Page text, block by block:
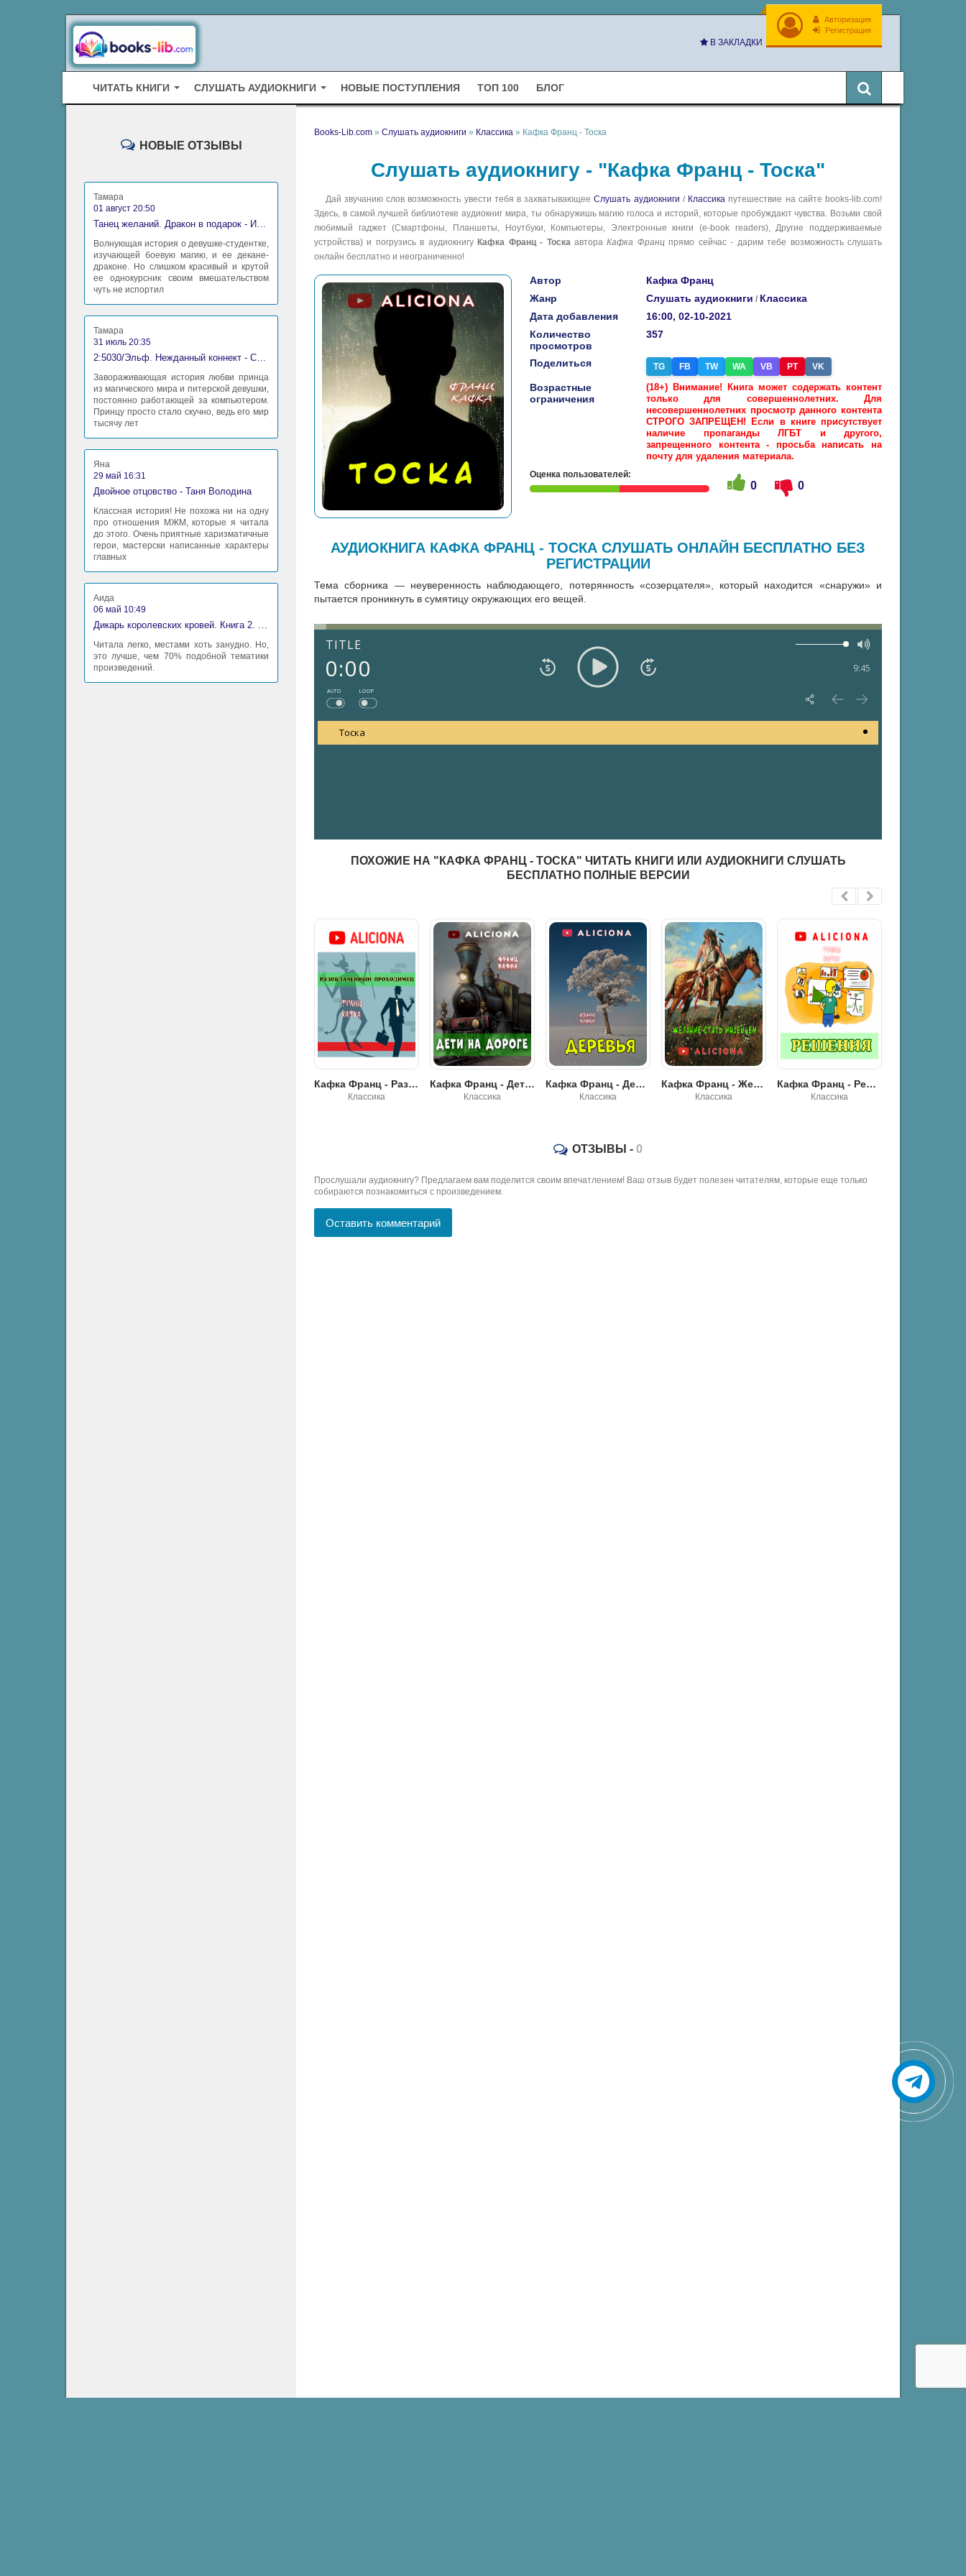
Авторизация
Регистрация
В ЗАКЛАДКИ
ЧИТАТЬ КНИГИ СЛУШАТЬ АУДИОКНИГИ НОВЫЕ ПОСТУПЛЕНИЯ ТОП 100 БЛОГ
Books-Lib.com » Слушать аудиокниги » Классика » Кафка Франц - Тоска
Слушать аудиокнигу - "Кафка Франц - Тоска"
Дай звучанию слов возможность увести тебя в захватывающееСлушать аудиокниги / Классика путешествие на сайте books-lib.com!
Здесь, в самой лучшей библиотеке аудиокниг мира, ты обнаружишь магию голоса и историй, которые пробуждают чувства. Возьми свой
любимый гаджет (Смартфоны, Планшеты, Ноутбуки, Компьютеры, Электронные книги (e-book readers), Другие поддерживаемые
устройства) и погрузись в аудиокнигу Кафка Франц - ТоскаавтораКафка Францпрямо сейчас - дарим тебе возможность слушать
онлайн бесплатно и неограниченно!
Автор
Кафка Франц
Жанр
Слушать аудиокниги / Классика
Дата добавления
16:00, 02-10-2021
Количество
просмотров
357
Поделиться TG FB TW WA VB PT VK
Возрастные
ограничения
(18+) Внимание! Книга может содержать контент
только для совершеннолетних. Для
несовершеннолетних просмотр данного контента
СТРОГО ЗАПРЕЩЕН! Если в книге присутствует
наличие пропаганды ЛГБТ и другого,
запрещенного контента - просьба написать на
почту для удаления материала.
Оценка пользователей:
0 0
АУДИОКНИГА КАФКА ФРАНЦ - ТОСКА СЛУШАТЬ ОНЛАЙН БЕСПЛАТНО БЕЗ
РЕГИСТРАЦИИ
Тема сборника — неуверенность наблюдающего, потерянность «созерцателя», который находится «снаружи» и
пытается проникнуть в сумятицу окружающих его вещей.
TITLE
0:00 9:45
AUTO LOOP
Тоска
ПОХОЖИЕ НА "КАФКА ФРАНЦ - ТОСКА" ЧИТАТЬ КНИГИ ИЛИ АУДИОКНИГИ СЛУШАТЬ
БЕСПЛАТНО ПОЛНЫЕ ВЕРСИИ
Кафка Франц - Дети на дороге
Классика
Кафка Франц - Деревья
Классика
Кафка Франц - Желание стать индейцем
Классика
Кафка Франц - Решения
Классика
Кафка Франц - ВНЕЗАПНАЯ ПРОГУЛКА
Роман, проза
ОТЗЫВЫ - 0
Прослушали аудиокнигу? Предлагаем вам поделится своим впечатлением! Ваш отзыв будет полезен читателям, которые еще только
собираются познакомиться с произведением.
Оставить комментарий
НОВЫЕ ОТЗЫВЫ
Тамара
01 август 20:50
Танец желаний. Дракон в подарок - Ирина Алексеева
Волнующая история о девушке-студентке,
изучающей боевую магию, и ее декане-
драконе. Но слишком красивый и крутой
ее однокурсник своим вмешательством
чуть не испортил
Тамара
31 июль 20:35
2:5030/Эльф. Нежданный коннект - Станислав Миков
Завораживающая история любви принца
из магического мира и питерской девушки,
постоянно работающей за компьютером.
Принцу просто стало скучно, ведь его мир
тысячу лет
Яна
29 май 16:31
Двойное отцовство - Таня Володина
Классная история! Не похожа ни на одну
про отношения МЖМ, которые я читала
до этого. Очень приятные харизматичные
герои, мастерски написанные характеры
главных
Аида
06 май 10:49
Дикарь королевских кровей. Книга 2. Леди-фаворитка - Анна Сергеевна Гаврилова
Читала легко, местами хоть занудно. Но,
это лучше, чем 70% подобной тематики
произведений.